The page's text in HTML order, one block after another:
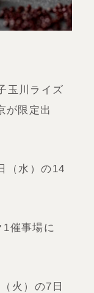
玉川ライズ
が限定出
（水）の14
催事場に
火）の7日